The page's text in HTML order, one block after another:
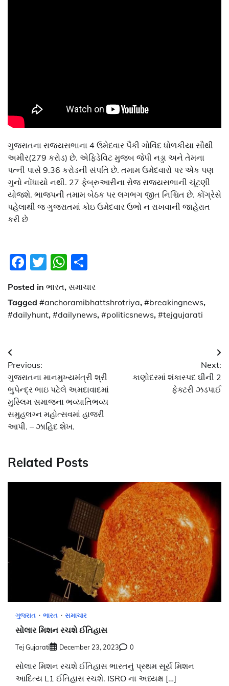
ગુજરાતના રાજ્યસભાના 4 ઉમેદવાર પૈકી ગોવિંદ ધોળકીયા સૌથી
અમીર(279 કરોડ) છે. એફિડેવિટ મુજબ જેપી નડ્ડા અને તેમના
પત્ની પાસે 9.36 કરોડની સંપતિ છે. તમામ ઉમેદવારો પર એક પણ
ગુનો નોંધાયો નથી. 27 ફેબ્રુઆરીના રોજ રાજ્યસભાની ચૂંટણી
યોજશે. ભાજપની તમામ બેઠક પર લગભગ જીત નિશ્ચિત છે. કોંગ્રેસે
પહેલાથી જ ગુજરાતમાં કોઇ ઉમેદવાર ઉભો ન રાખવાની જાહેરાત
કરી છે
Facebook
TwitterWhatsApp
Posted in ભારત, સમાચાર
Tagged #anchoramibhattshrotriya, #breakingnews,
#dailyhunt, #dailynews, #politicsnews, #tejgujarati
Post
navigation
Previous:
ગુજરાતના માનમુખ્યમંત્રી શ્રી
ભુપેન્દ્ર ભાઇ પટેલે અમદાવાદમાં
મુસ્લિમ સમાજના ભવ્યાતિભવ્ય
સમુહલગ્ન મહોત્સવમાં હાજરી
આપી. – ઝાહિદ શેખ.
Next:
કાણોદરમાં શંકાસ્પદ ઘીની 2
ફેક્ટરી ઝડપાઈ
Related Posts
ગુજરાત ભારત સમાચાર
સોલાર મિશન રચશે ઈતિહાસ
Tej Gujarati December 23, 2023 0
સોલાર મિશન રચશે ઈતિહાસ ભારતનું પ્રથમ સૂર્ય મિશન
આદિત્ય L1 ઈતિહાસ રચશે. ISRO ના અધ્યક્ષ […]